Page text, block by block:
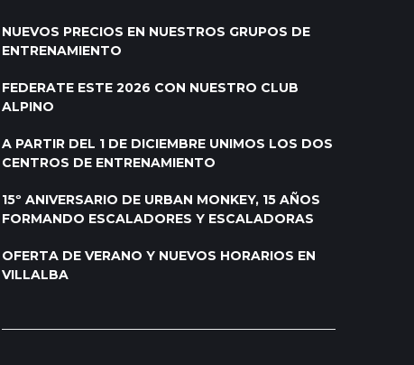
NUEVOS PRECIOS EN NUESTROS GRUPOS DE
ENTRENAMIENTO
FEDERATE ESTE 2026 CON NUESTRO CLUB
ALPINO
A PARTIR DEL 1 DE DICIEMBRE UNIMOS LOS DOS
CENTROS DE ENTRENAMIENTO
15º ANIVERSARIO DE URBAN MONKEY, 15 AÑOS
FORMANDO ESCALADORES Y ESCALADORAS
OFERTA DE VERANO Y NUEVOS HORARIOS EN
VILLALBA